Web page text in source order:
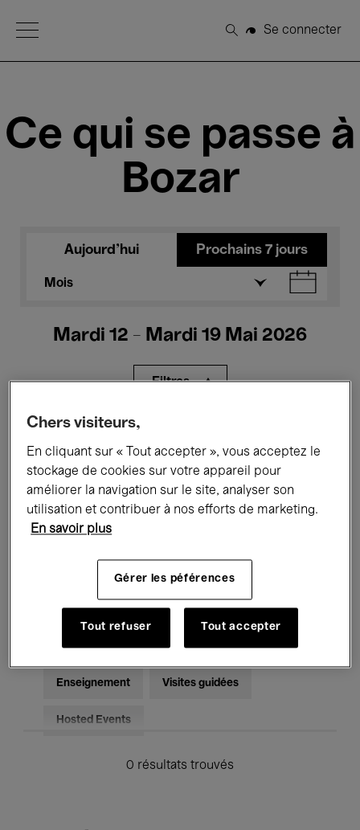
Open Menu
Rechercher
Se connecter
Ce qui se passe à
Bozar
Aujourd'hui Prochains 7 jours
Mois
Mardi 12 - Mardi 19 Mai 2026
Filtres
Expositions Films Performances
Rencontres & Débats Jazz
Musique électronique
Pour tous Kids’ Palace
Enseignement Visites guidées
Hosted Events
0 résultats trouvés
Chers visiteurs,
En cliquant sur « Tout accepter », vous acceptez le
stockage de cookies sur votre appareil pour
améliorer la navigation sur le site, analyser son
utilisation et contribuer à nos efforts de marketing.
En savoir plus
Gérer les péférences
Tout refuser Tout accepter